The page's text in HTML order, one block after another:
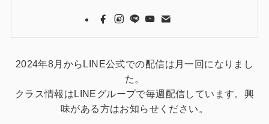
2024年8月からLINE公式での配信は月一回になりまし
た。
クラス情報はLINEグループで毎週配信しています。興
味がある方はお知らせください。